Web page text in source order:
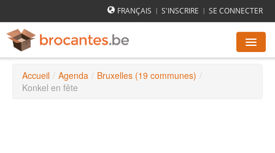
FRANÇAIS | S'INSCRIRE | SE CONNECTER
AGENDA DES BROCANTES
Accueil / Agenda / Bruxelles (19 communes) /
Konkel en fête